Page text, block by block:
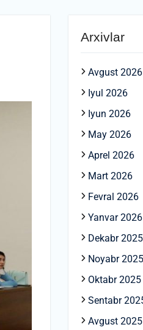
Arxivlar
Avgust 2026
Iyul 2026
Iyun 2026
May 2026
Aprel 2026
Mart 2026
Fevral 2026
Yanvar 2026
Dekabr 2025
Noyabr 2025
Oktabr 2025
Sentabr
Avgust 2025